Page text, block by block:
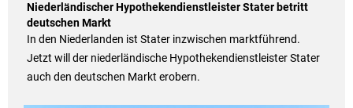
Niederländischer Hypothekendienstleister Stater betritt
deutschen Markt
In den Niederlanden ist Stater inzwischen marktführend.
Jetzt will der niederländische Hypothekendienstleister Stater
auch den deutschen Markt erobern.